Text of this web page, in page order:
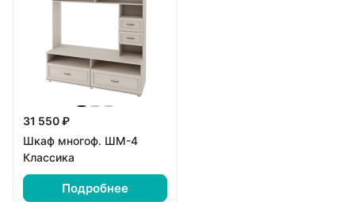
31 550 ₽
Шкаф многоф. ШМ-4
Классика
Подробнее